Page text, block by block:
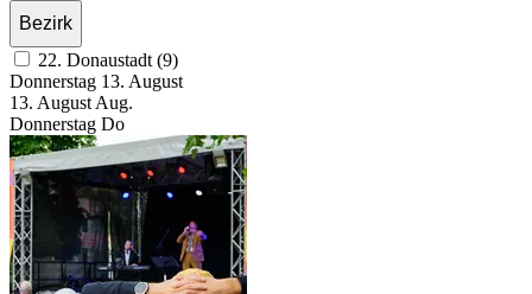
Bezirk
22. Donaustadt (9)
Donnerstag 13. August
13. August Aug.
Donnerstag Do